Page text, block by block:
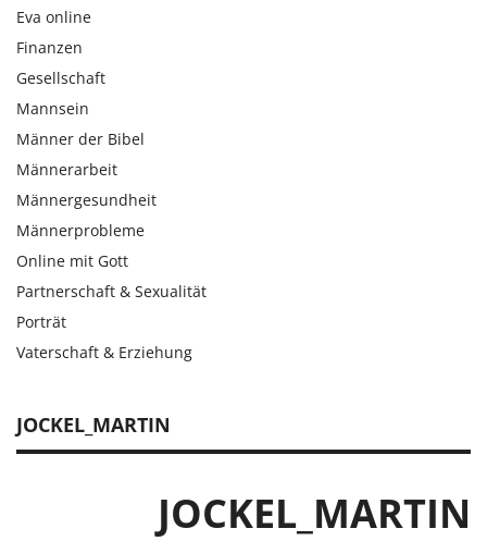
JOCKEL_MARTIN
JOCKEL_MARTIN
Eva online
Finanzen
Gesellschaft
Mannsein
Männer der Bibel
Männerarbeit
Männergesundheit
Männerprobleme
Online mit Gott
Partnerschaft & Sexualität
Porträt
Vaterschaft & Erziehung